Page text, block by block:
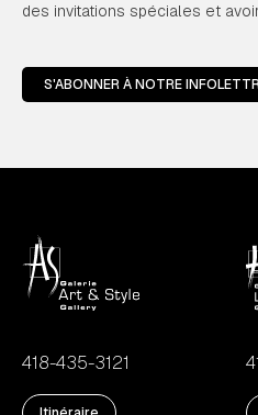
des invitations spéciales et
S'ABONNER À NOTRE
418-435-3121